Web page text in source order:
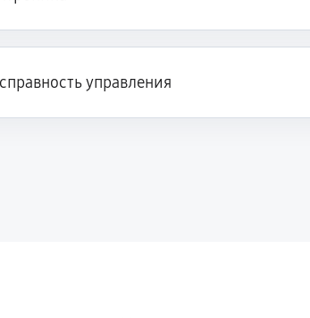
управления